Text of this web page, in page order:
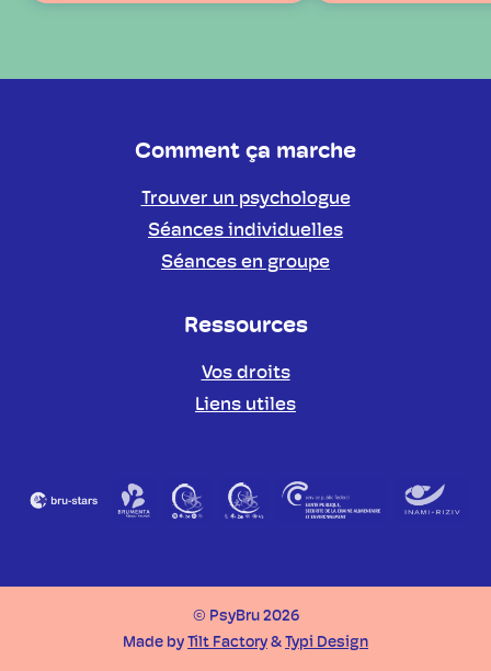
Comment ça marche
Trouver un psychologue
Séances individuelles
Séances en groupe
Ressources
Vos droits
Liens utiles
Partenaires
© PsyBru 2026
Made by Tilt Factory & Typi Design